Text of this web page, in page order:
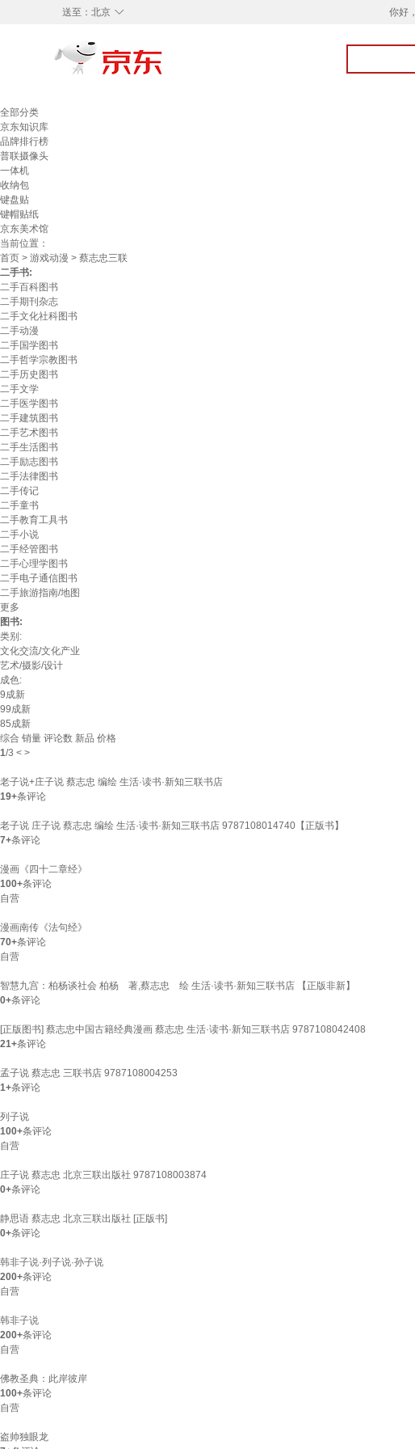
◇
送至： 北京 你好，
全部分类
京东知识库
品牌排行榜
普联摄像头
一体机
收纳包
键盘贴
键帽贴纸
京东美术馆
当前位置：
首页 > 游戏动漫 > 蔡志忠三联
二手书:
二手百科图书
二手期刊杂志
二手文化社科图书
二手动漫
二手国学图书
二手哲学宗教图书
二手历史图书
二手文学
二手医学图书
二手建筑图书
二手艺术图书
二手生活图书
二手励志图书
二手法律图书
二手传记
二手童书
二手教育工具书
二手小说
二手经管图书
二手心理学图书
二手电子通信图书
二手旅游指南/地图
更多
图书:
类别:
文化交流/文化产业
艺术/摄影/设计
成色:
9成新
99成新
85成新
综合 销量 评论数 新品 价格
1/3 < >
老子说+庄子说 蔡志忠 编绘 生活·读书·新知三联书店
19+条评论
老子说 庄子说 蔡志忠 编绘 生活·读书·新知三联书店 9787108014740【正版书】
7+条评论
漫画《四十二章经》
100+条评论
自营
漫画南传《法句经》
70+条评论
自营
智慧九宫：柏杨谈社会 柏杨 著,蔡志忠 绘 生活·读书·新知三联书店 【正版非新】
0+条评论
[正版图书] 蔡志忠中国古籍经典漫画 蔡志忠 生活·读书·新知三联书店 9787108042408
21+条评论
孟子说 蔡志忠 三联书店 9787108004253
1+条评论
列子说
100+条评论
自营
庄子说 蔡志忠 北京三联出版社 9787108003874
0+条评论
静思语 蔡志忠 北京三联出版社 [正版书]
0+条评论
韩非子说·列子说·孙子说
200+条评论
自营
韩非子说
200+条评论
自营
佛教圣典：此岸彼岸
100+条评论
自营
盗帅独眼龙